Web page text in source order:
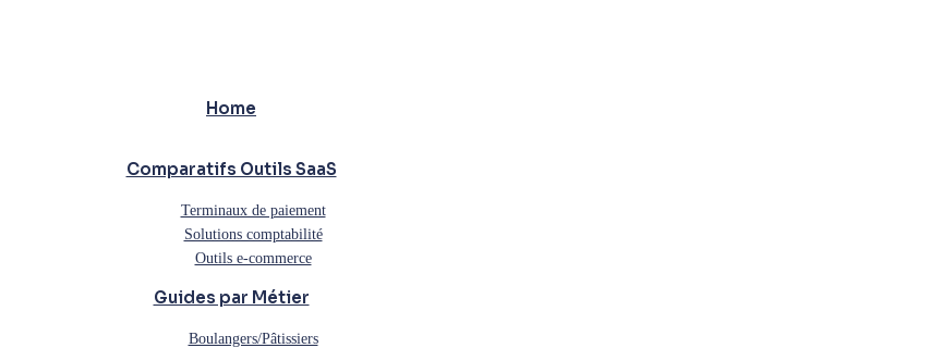
Home
Comparatifs Outils SaaS
Terminaux de paiement
Solutions comptabilité
Outils e-commerce
Guides par Métier
Boulangers/Pâtissiers